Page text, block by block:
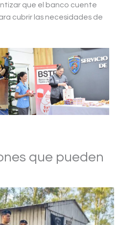
que el banco cuente
cubrir las necesidades de
que pueden